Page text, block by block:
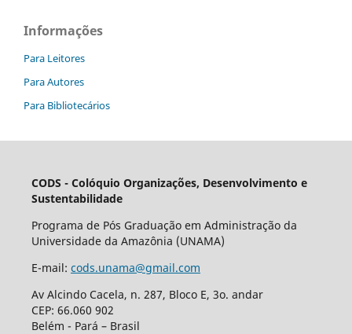
Informações
Para Leitores
Para Autores
Para Bibliotecários
CODS - Colóquio Organizações, Desenvolvimento e
Sustentabilidade
Programa de Pós Graduação em Administração da
Universidade da Amazônia (UNAMA)
E-mail: cods.unama@gmail.com
Av Alcindo Cacela, n. 287, Bloco E, 3o. andar
CEP: 66.060 902
Belém - Pará – Brasil